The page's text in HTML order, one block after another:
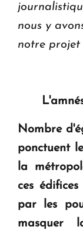
nous y
notre projet
Nombre
ponctuent
la
ces
par les
masquer